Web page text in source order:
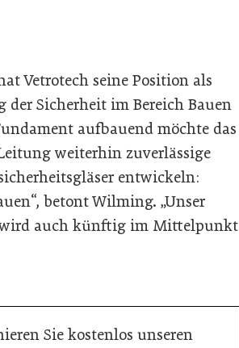
Vetrotech seine Position als
der Sicherheit im Bereich Bauen
aufbauend möchte das
weiterhin zuverlässige
entwickeln:
betont Wilming. „Unser
wird auch künftig im Mittelpunkt
Sie kostenlos unseren